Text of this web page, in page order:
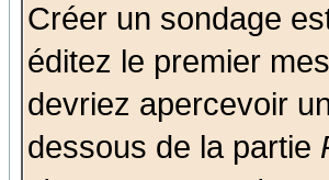
Créer un sondage
éditez le premier
devriez apercevoir
dessous de la partie